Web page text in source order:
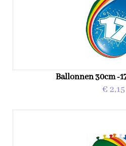
Ballonnen 30cm -
€ 2,15